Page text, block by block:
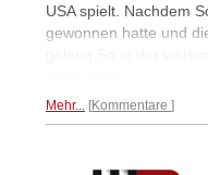
USA spielt. Nachdem
gewonnen hatte und
Mehr... Kommentare